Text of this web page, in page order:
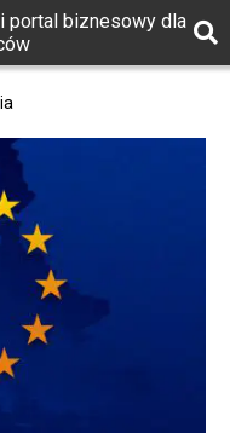
portal biznesowy dla